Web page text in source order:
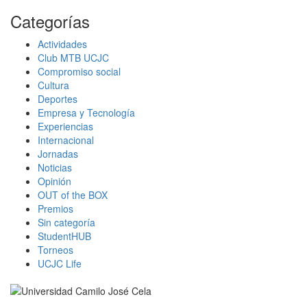
Categorías
Actividades
Club MTB UCJC
Compromiso social
Cultura
Deportes
Empresa y Tecnología
Experiencias
Internacional
Jornadas
Noticias
Opinión
OUT of the BOX
Premios
Sin categoría
StudentHUB
Torneos
UCJC Life